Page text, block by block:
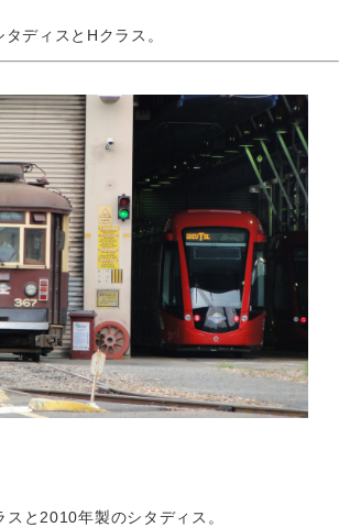
ディスとHクラス。
と2010年製のシタディス。